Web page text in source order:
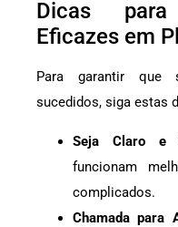
Dicas
Eficazes em
Para garantir que
sucedidos, siga estas
Seja Claro e
funcionam
complicados.
Chamada para